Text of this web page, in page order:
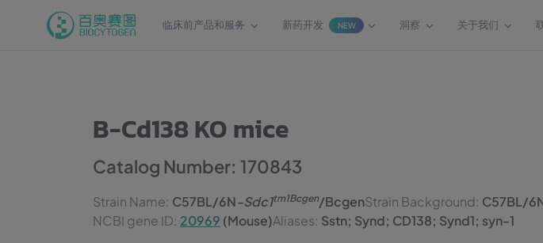
临床前产品和服务 新药开发 NEW 洞察 关于我们
B-Cd138 KO mice
Catalog Number: 170843
Strain Name: C57BL/6N-Sdc1tm1Bcgen/BcgenStrain Background: C57BL/
NCBI gene ID: 20969 (Mouse)Aliases: Sstn; Synd; CD138; Synd1; syn-1